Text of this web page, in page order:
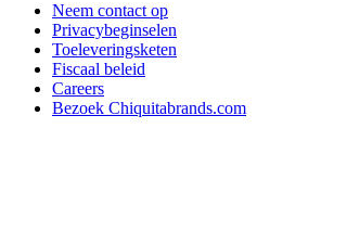
Neem contact op
Privacybeginselen
Toeleveringsketen
Fiscaal beleid
Careers
Bezoek Chiquitabrands.com